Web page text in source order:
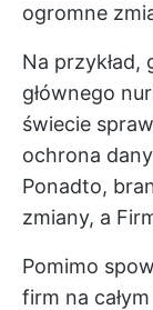
ogromne
Na przykład,
głównego
świecie
ochrona
Ponadto,
zmiany, a
Pomimo
firm na